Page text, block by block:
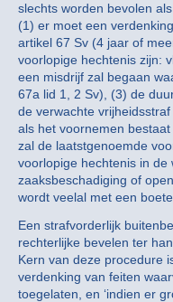
slechts worden bevolen
(1) er moet een
artikel 67 Sv (4 jaar of
voorlopige hechtenis zijn:
een misdrijf zal begaan
67a lid 1, 2 Sv), (3) de
de verwachte
als het voornemen
zal de laatstgenoemde
voorlopige hechtenis in de
zaaksbeschadiging of
wordt veelal met een
Een strafvorderlijk
rechterlijke bevelen ter
Kern van deze procedure
verdenking van feiten
toegelaten, en ‘indien er